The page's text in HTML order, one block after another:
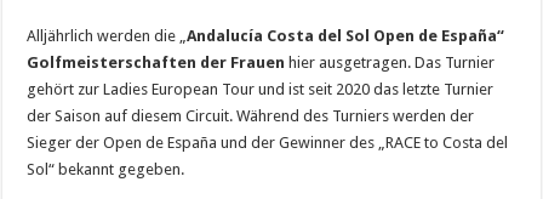
Alljährlich werden die „Andalucía Costa del Sol Open de España“
Golfmeisterschaften der Frauenhier ausgetragen. Das Turnier
gehört zur Ladies European Tour und ist seit 2020 das letzte Turnier
der Saison auf diesem Circuit. Während des Turniers werden der
Sieger der Open de España und der Gewinner des „RACE to Costa del
Sol“ bekannt gegeben.